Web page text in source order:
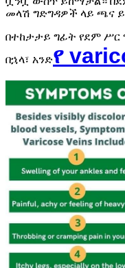
መላሽ ግድግዳዎች ላይ ጫና
በተከታታይ ግፊት የደም ሥር
በኋላ፣ አንድየ